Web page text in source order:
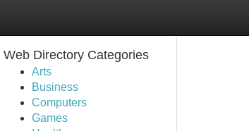
Web Directory Categories
Arts
Business
Computers
Games